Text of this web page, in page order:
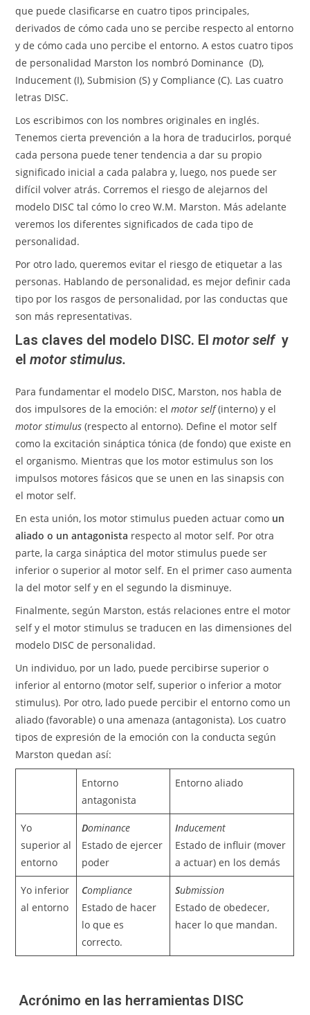
que puede clasificarse en cuatro tipos principales,
derivados de cómo cada uno se percibe respecto al entorno
y de cómo cada uno percibe el entorno. A estos cuatro tipos
de personalidad Marston los nombró Dominance (D),
Inducement (I), Submision (S) y Compliance (C). Las cuatro
letras DISC.
Los escribimos con los nombres originales en inglés.
Tenemos cierta prevención a la hora de traducirlos, porqué
cada persona puede tener tendencia a dar su propio
significado inicial a cada palabra y, luego, nos puede ser
difícil volver atrás. Corremos el riesgo de alejarnos del
modelo DISC tal cómo lo creo W.M. Marston. Más adelante
veremos los diferentes significados de cada tipo de
personalidad.
Por otro lado, queremos evitar el riesgo de etiquetar a las
personas. Hablando de personalidad, es mejor definir cada
tipo por los rasgos de personalidad, por las conductas que
son más representativas.
Las claves del modelo DISC. Elmotor selfy
elmotor stimulus.
Para fundamentar el modelo DISC, Marston, nos habla de
dos impulsores de la emoción: elmotor self(interno) y el
motor stimulus (respecto al entorno). Define el motor self
como la excitación sináptica tónica (de fondo) que existe en
el organismo. Mientras que los motor estimulus son los
impulsos motores fásicos que se unen en las sinapsis con
el motor self.
En esta unión, los motor stimulus pueden actuar como un
aliado o un antagonista respecto al motor self. Por otra
parte, la carga sináptica del motor stimulus puede ser
inferior o superior al motor self. En el primer caso aumenta
la del motor self y en el segundo la disminuye.
Finalmente, según Marston, estás relaciones entre el motor
self y el motor stimulus se traducen en las dimensiones del
modelo DISC de personalidad.
Un individuo, por un lado, puede percibirse superior o
inferior al entorno (motor self, superior o inferior a motor
stimulus). Por otro, lado puede percibir el entorno como un
aliado (favorable) o una amenaza (antagonista). Los cuatro
tipos de expresión de la emoción con la conducta según
Marston quedan así:
Entorno
antagonista
Entorno aliado
Yo
superior al
entorno
Dominance
Estado de ejercer
poder
Inducement
Estado de influir (mover
a actuar) en los demás
Yo inferior
al entorno
Compliance
Estado de hacer
lo que es
correcto.
Submission
Estado de obedecer,
hacer lo que mandan.
Acrónimo en las herramientas DISC